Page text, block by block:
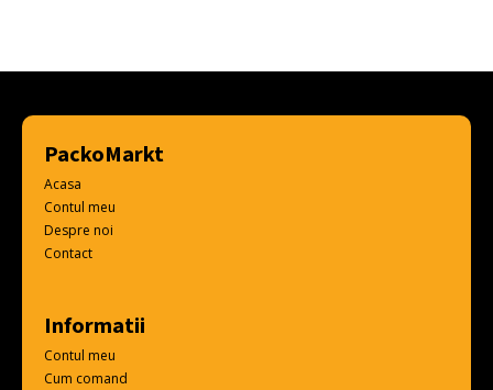
PackoMarkt
Acasa
Contul meu
Despre noi
Contact
Informatii
Contul meu
Cum comand